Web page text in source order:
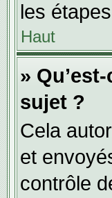
les
Haut
»
sujet ?
Cela
et
contrôle